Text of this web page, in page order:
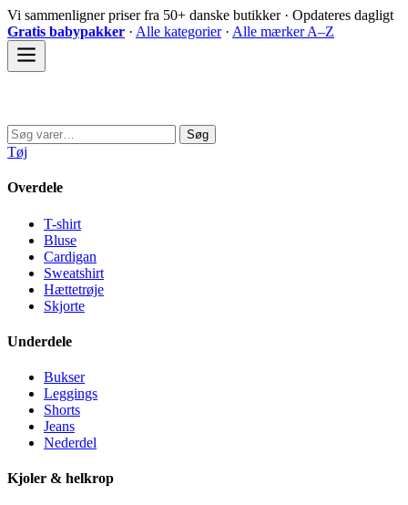
Spring
til
indhold
Vi sammenligner priser fra 50+ danske butikker · Opdateres dagligt
Gratis babypakker · Alle kategorier· Alle mærker A–Z
Søg
efter:
Søg
Tøj
Overdele
T-shirt
Bluse
Cardigan
Sweatshirt
Hættetrøje
Skjorte
Underdele
Bukser
Leggings
Shorts
Jeans
Nederdel
Kjoler & helkrop